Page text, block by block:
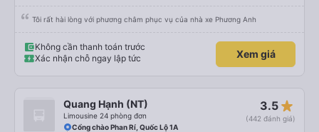
Tôi rất hài lòng với phương châm phục vụ của nhà xe Phương Anh
Không cần thanh toán trước
Xác nhận chỗ ngay lập tức
Xem giá
Quang Hạnh (NT)
Limousine 24 phòng đơn
3.5 star_rate
(442 đánh giá)
Cổng chào Phan Rí, Quốc Lộ 1A